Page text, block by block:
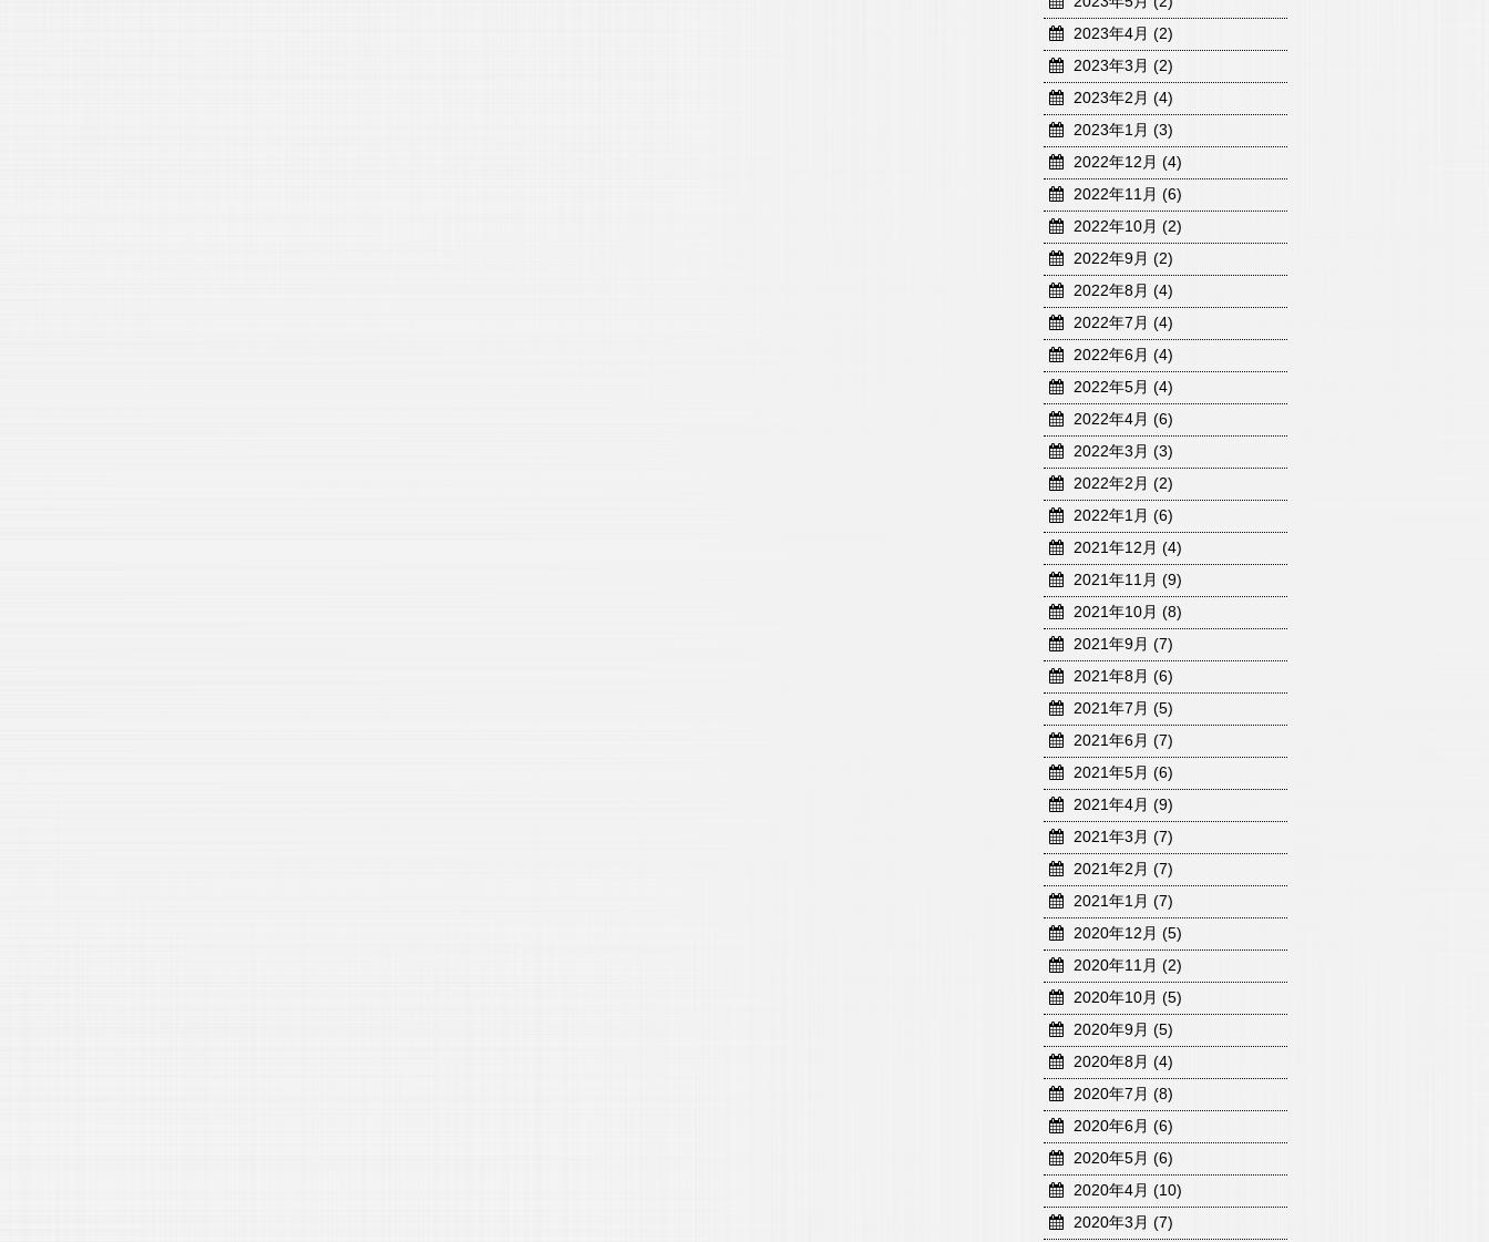
2023年4月 (2)
2023年3月 (2)
2023年2月 (4)
2023年1月 (3)
2022年12月 (4)
2022年11月 (6)
2022年10月 (2)
2022年9月 (2)
2022年8月 (4)
2022年7月 (4)
2022年6月 (4)
2022年5月 (4)
2022年4月 (6)
2022年3月 (3)
2022年2月 (2)
2022年1月 (6)
2021年12月 (4)
2021年11月 (9)
2021年10月 (8)
2021年9月 (7)
2021年8月 (6)
2021年7月 (5)
2021年6月 (7)
2021年5月 (6)
2021年4月 (9)
2021年3月 (7)
2021年2月 (7)
2021年1月 (7)
2020年12月 (5)
2020年11月 (2)
2020年10月 (5)
2020年9月 (5)
2020年8月 (4)
2020年7月 (8)
2020年6月 (6)
2020年5月 (6)
2020年4月 (10)
2020年3月 (7)